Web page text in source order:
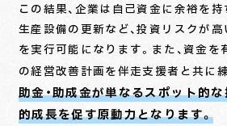
この結果、企業は自己資金に余裕を
生産設備の更新など、投資リスクが
を実行可能になります。また、資金
の経営改善計画を伴走支援者と共に
助金・助成金が単なるスポット的
的成長を促す原動力となります。